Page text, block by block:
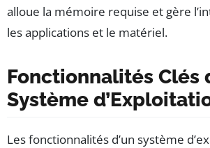
alloue la mémoire requise et gère
les applications et le matériel.
Fonctionnalités Clés
Système
Les fonctionnalités d’un système